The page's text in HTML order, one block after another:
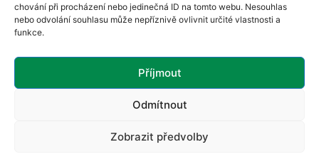
chování při procházení nebo jedinečná ID na tomto webu. Nesouhlas
nebo odvolání souhlasu může nepříznivě ovlivnit určité vlastnosti a
funkce.
Příjmout
Odmítnout
Zobrazit předvolby
Prim. MUDr. Marta Vachová
Revenium, z.s. – Hana Potměšilová